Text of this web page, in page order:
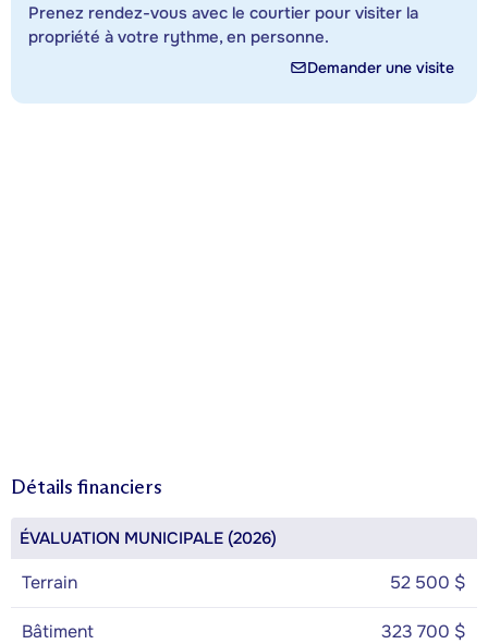
Prenez rendez-vous avec le courtier pour visiter la
propriété à votre rythme, en personne.
Demander une visite
Détails financiers
ÉVALUATION MUNICIPALE (2026)
Terrain 52 500 $
Bâtiment 323 700 $